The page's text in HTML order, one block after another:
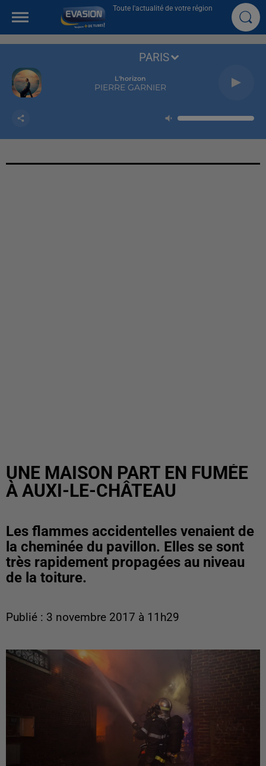
Toute l'actualité de votre région
L'horizon
PIERRE GARNIER
PARIS
UNE MAISON PART EN FUMÉE
À AUXI-LE-CHÂTEAU
Les flammes accidentelles venaient de
la cheminée du pavillon. Elles se sont
très rapidement propagées au niveau
de la toiture.
Publié : 3 novembre 2017 à 11h29